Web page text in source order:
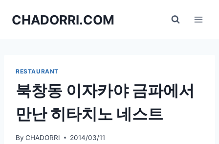
CHADORRI.COM
RESTAURANT
북창동 이자카야 금파에서
만난 히타치노 네스트
By CHADORRI 2014/03/11